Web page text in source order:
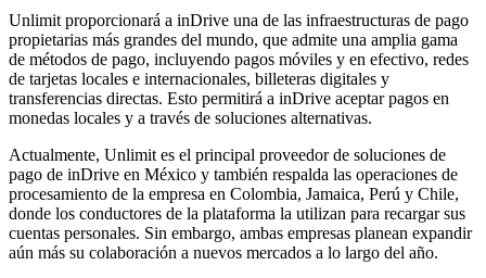
Unlimit proporcionará a inDrive una de las infraestructuras de pago
propietarias más grandes del mundo, que admite una amplia gama
de métodos de pago, incluyendo pagos móviles y en efectivo, redes
de tarjetas locales e internacionales, billeteras digitales y
transferencias directas. Esto permitirá a inDrive aceptar pagos en
monedas locales y a través de soluciones alternativas.
Actualmente, Unlimit es el principal proveedor de soluciones de
pago de inDrive en México y también respalda las operaciones de
procesamiento de la empresa en Colombia, Jamaica, Perú y Chile,
donde los conductores de la plataforma la utilizan para recargar sus
cuentas personales. Sin embargo, ambas empresas planean expandir
aún más su colaboración a nuevos mercados a lo largo del año.